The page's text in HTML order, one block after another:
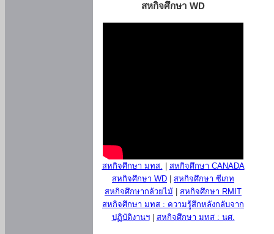
สหกิจศึกษา WD
สหกิจศึกษา มทส.
สหกิจศึกษา CANADA
สหกิจศึกษา WD
สหกิจศึกษา ซีเกท
สหกิจศึกษากล้วยไม้
สหกิจศึกษา RMIT
สหกิจศึกษา มทส : ความรู้สึกหลังกลับจาก
ปฏิบัติงานฯ| สหกิจศึกษา มทส : นศ.